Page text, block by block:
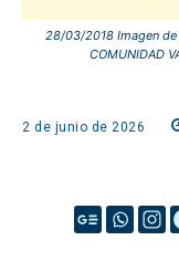
28/03/2018 Imagen de
COMUNIDAD
2 de junio de 2026